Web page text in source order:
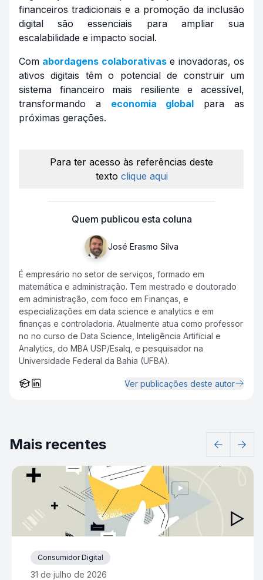
financeiros tradicionais e a promoção da inclusão
digital são essenciais para ampliar sua
escalabilidade e impacto social.
Com abordagens colaborativase inovadoras, os
ativos digitais têm o potencial de construir um
sistema financeiro mais resiliente e acessível,
transformando a economia global para as
próximas gerações.
Para ter acesso às referências deste
texto clique aqui
Quem publicou esta coluna
José Erasmo Silva
É empresário no setor de serviços, formado em
matemática e administração. Tem mestrado e doutorado
em administração, com foco em Finanças, e
especializações em data science e analytics e em
finanças e controladoria. Atualmente atua como professor
no no curso de Data Science, Inteligência Artificial e
Analytics, do MBA USP/Esalq, e pesquisador na
Universidade Federal da Bahia (UFBA).
Ver publicações deste autor
Mais recentes
Consumidor Digital
31 de julho de 2026